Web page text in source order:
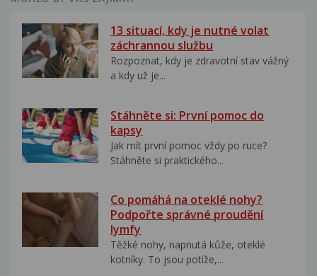
13 situací, kdy je nutné volat
záchrannou službu
Rozpoznat, kdy je zdravotní stav vážný
a kdy už je...
Stáhněte si: První pomoc do
kapsy
Jak mít první pomoc vždy po ruce?
Stáhněte si praktického...
Co pomáhá na oteklé nohy?
Podpořte správné proudění
lymfy
Těžké nohy, napnutá kůže, oteklé
kotníky. To jsou potíže,...